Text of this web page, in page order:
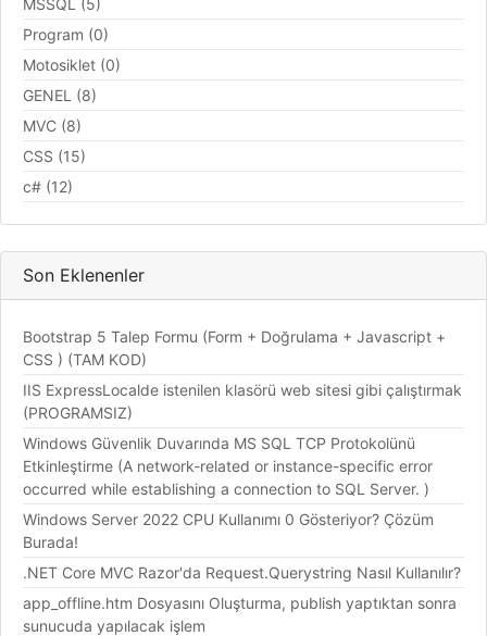
MSSQL (5)
Program (0)
Motosiklet (0)
GENEL (8)
MVC (8)
CSS (15)
c# (12)
Son Eklenenler
Bootstrap 5 Talep Formu (Form + Doğrulama + Javascript +
CSS ) (TAM KOD)
IIS ExpressLocalde istenilen klasörü web sitesi gibi çalıştırmak
(PROGRAMSIZ)
Windows Güvenlik Duvarında MS SQL TCP Protokolünü
Etkinleştirme (A network-related or instance-specific error
occurred while establishing a connection to SQL Server. )
Windows Server 2022 CPU Kullanımı 0 Gösteriyor? Çözüm
Burada!
.NET Core MVC Razor'da Request.Querystring Nasıl Kullanılır?
app_offline.htm Dosyasını Oluşturma, publish yaptıktan sonra
sunucuda yapılacak işlem